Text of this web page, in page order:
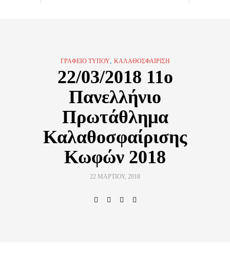
ΓΡΑΦΕΊΟ ΤΎΠΟΥ, ΚΑΛΑΘΟΣΦΑΊΡΙΣΗ
22/03/2018 11o
Πανελλήνιο
Πρωτάθλημα
Καλαθοσφαίρισης
Κωφών 2018
22 ΜΑΡΤΊΟΥ, 2018